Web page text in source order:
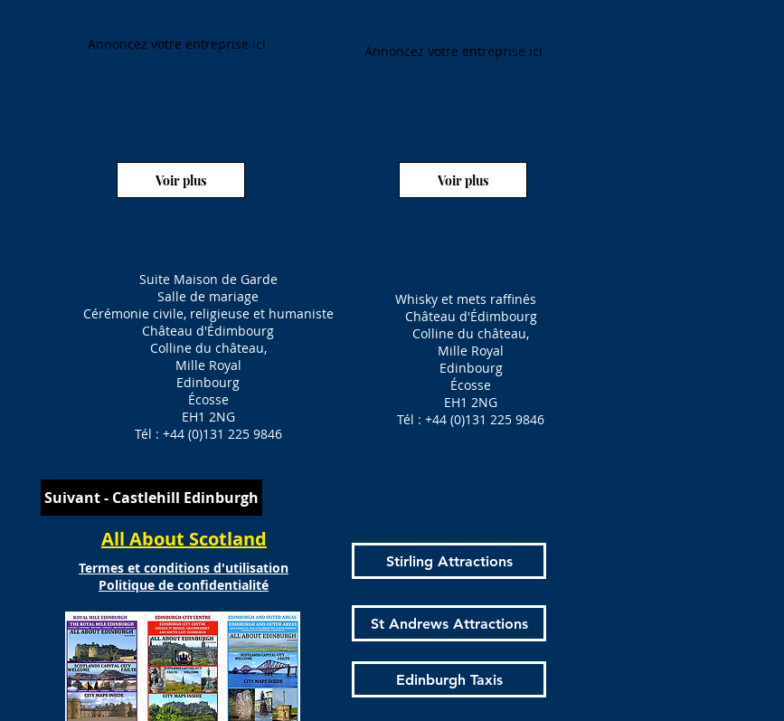
Annoncez votre entreprise ici
Voir plus Voir plus
Annoncez votre entreprise ici
Suite Maison de Garde
Salle de mariage
Cérémonie civile, religieuse et humaniste
Château d'Édimbourg
Colline du château,
Mille Royal
Edinbourg
Écosse
EH1 2NG
Tél : +44 (0)131 225 9846
Whisky et mets raffinés
Château d'Édimbourg
Colline du château,
Mille Royal
Edinbourg
Écosse
EH1 2NG
Tél : +44 (0)131 225 9846
Suivant - Castlehill Edinburgh
All About Scotland
Termes et conditions d'utilisation
Politique de confidentialité
Stirling Attractions
St Andrews Attractions
Edinburgh Taxis